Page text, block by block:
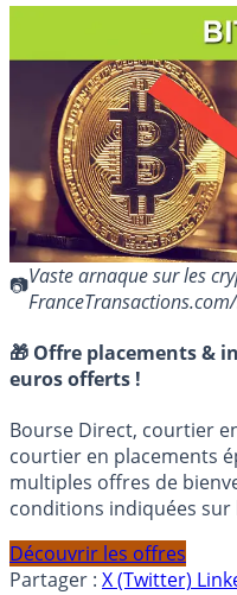
Vaste arnaque sur les
🎁 Offre placements &
euros offerts !
Bourse Direct, courtier
courtier en placements
multiples offres de
conditions indiquées sur
Découvrir les offres
Partager : X (Twitter)